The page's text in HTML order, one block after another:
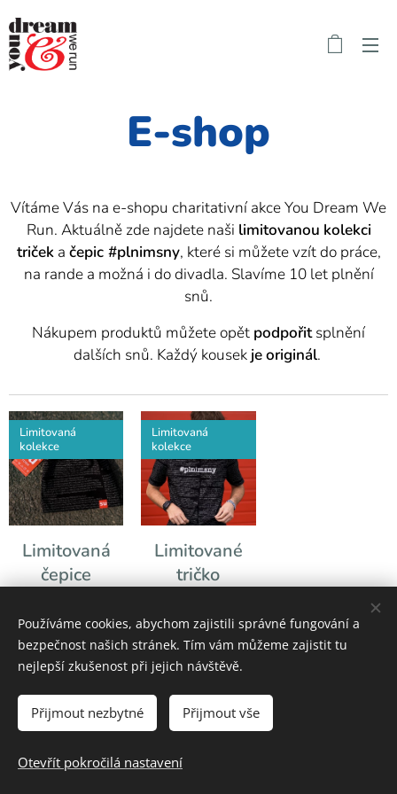
E-shop
Vítáme Vás na e-shopu charitativní akce You Dream We
Run. Aktuálně zde najdete naši limitovanou kolekci
tričeka čepic #plnimsny, které si můžete vzít do práce,
na rande a možná i do divadla. Slavíme 10 let plnění
snů.
Nákupem produktů můžete opět podpořitsplnění
dalších snů. Každý kousek jeoriginál.
Limitovaná
čepice
Limitovaná
kolekce
150,00Kč
Limitované
tričko
Limitovaná
kolekce
1 000,00Kč
Společně měníme sny ve skutečnost :)
Používáme cookies, abychom zajistili správné fungování a
bezpečnost našich stránek. Tím vám můžeme zajistit tu
nejlepší zkušenost při jejich návštěvě.
Přijmout nezbytné Přijmout vše
Otevřít pokročilá nastavení